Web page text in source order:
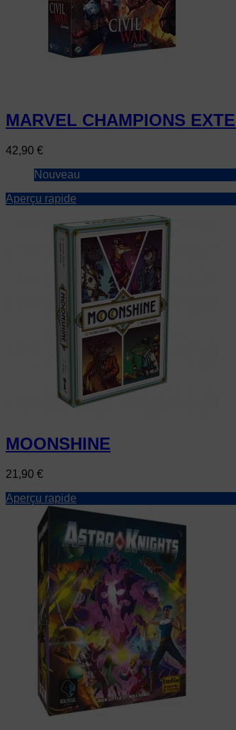
MARVEL CHAMPIONS
Prix
42,90 €
Nouveau
Aperçu rapide
MOONSHINE
Prix
21,90 €
Aperçu rapide